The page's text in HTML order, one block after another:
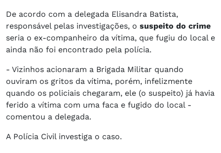
De acordo com a delegada Elisandra Batista,
responsável pelas investigações, o suspeito do crime
seria o ex-companheiro da vítima, que fugiu do local e
ainda não foi encontrado pela polícia.
- Vizinhos acionaram a Brigada Militar quando
ouviram os gritos da vítima, porém, infelizmente
quando os policiais chegaram, ele (o suspeito) já havia
ferido a vítima com uma faca e fugido do local -
comentou a delegada.
A Polícia Civil investiga o caso.